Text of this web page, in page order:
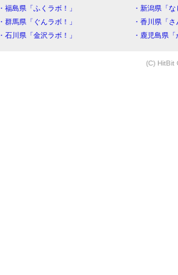
・福島県「ふくラボ！」
・新潟県「
・群馬県「ぐんラボ！」
・香川県「
・石川県「金沢ラボ！」
・鹿児島県
(C) HitBit